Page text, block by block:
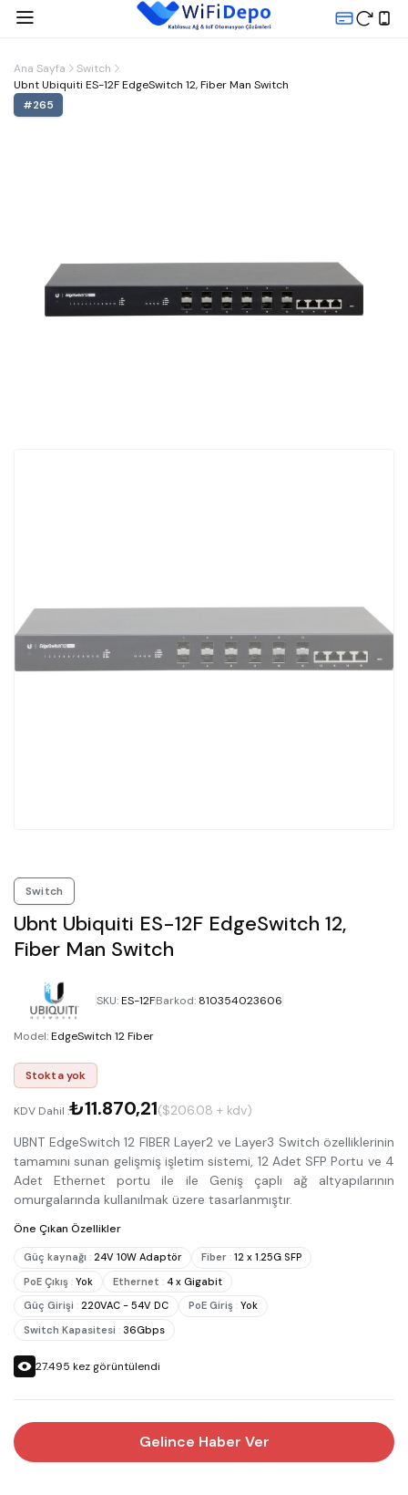
Ana Sayfa
Switch
Ubnt Ubiquiti ES-12F EdgeSwitch 12, Fiber Man Switch
#265
Switch
Ubnt Ubiquiti ES-12F EdgeSwitch 12,
Fiber Man Switch
SKU:ES-12FBarkod: 810354023606
Model:EdgeSwitch 12 Fiber
Stokta yok
KDV Dahil :₺11.870,21($206.08 + kdv)
UBNT EdgeSwitch 12 FIBER Layer2 ve Layer3 Switch özelliklerinin
tamamını sunan gelişmiş işletim sistemi, 12 Adet SFP Portu ve 4
Adet Ethernet portu ile ile Geniş çaplı ağ altyapılarının
omurgalarında kullanılmak üzere tasarlanmıştır.
Öne Çıkan Özellikler
Güç kaynağı : 24V 10W Adaptör Fiber : 12 x 1.25G SFP
PoE Çıkış : Yok Ethernet : 4 x Gigabit
Güç Girişi : 220VAC - 54V DC PoE Giriş : Yok
Switch Kapasitesi : 36Gbps
27.495 kez görüntülendi
Gelince Haber Ver